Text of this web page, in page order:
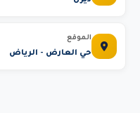
الموقع
حي العارض - الرياض